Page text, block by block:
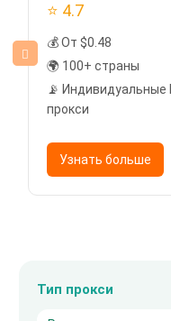
⭐ 4.7
💰 От $0.48
🌍 100+ страны
📡
прокси
Узнать больше
Тип прокси